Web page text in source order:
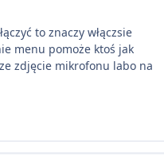
to znaczy włączsie
menu pomoże ktoś jak
zdjęcie mikrofonu labo na